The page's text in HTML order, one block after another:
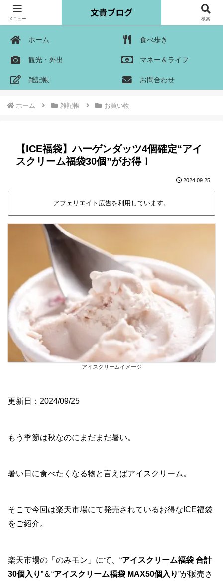
ホーム 食べ歩き
観光・外出 マネー＆ライフ
雑記帳 お問合わせ
ホーム 雑記帳 お買い物
【ICE福袋】ハーゲンダッツ4個確定“アイ
スクリーム福袋30個”がお得！
2024.09.25
アフェリエイト広告を利用しています。
アイスクリームイメージ
更新日：2024/09/25
もう季節は秋なのにまだまだ暑い。
暑い日に食べたくなる物と言えばアイスクリーム。
そこで今回は楽天市場にて発売されているお得なICE福袋
をご紹介。
楽天市場の「のみモン」にて、“アイスクリーム福袋 合計
30個入り”＆“アイスクリーム福袋 MAX50個入り”が販売さ
メニュー 検索